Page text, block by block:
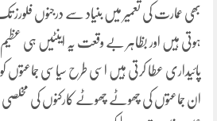
بھی عمارت کی تعمیر میں بنیاد سے درجنوں فلورز
ہوتی ہیں اور بظاہر بے وقعت یہ اینٹیں ہی عظیم
پائیداری عطا کرتی ہیں اسی طرح سیاسی
ان جماعتوں کی چھوٹے چھوٹے کارکنوں کی مخلصی